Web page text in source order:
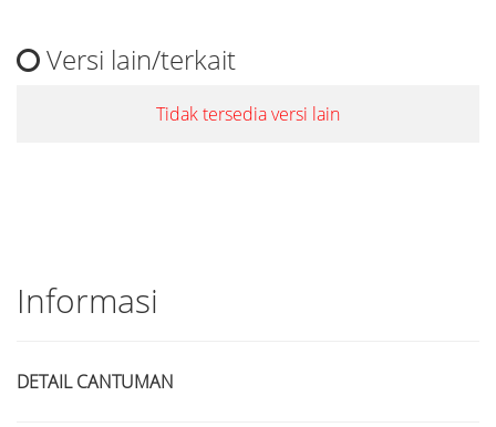
Versi lain/terkait
Tidak tersedia versi lain
Informasi
DETAIL CANTUMAN